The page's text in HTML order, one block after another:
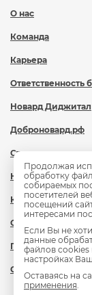
О нас
Команда
Карьера
Ответственность
Новард Диджитал
Доброновард.рф
Статьи
Новости
Контакты
Охрана труда
Политика
Сведения об
Продолжая
обработку
собираемых
посетителей
посещений
интересами
Если Вы не
данные
файлов cookies
настройках
Оставаясь на
применения.